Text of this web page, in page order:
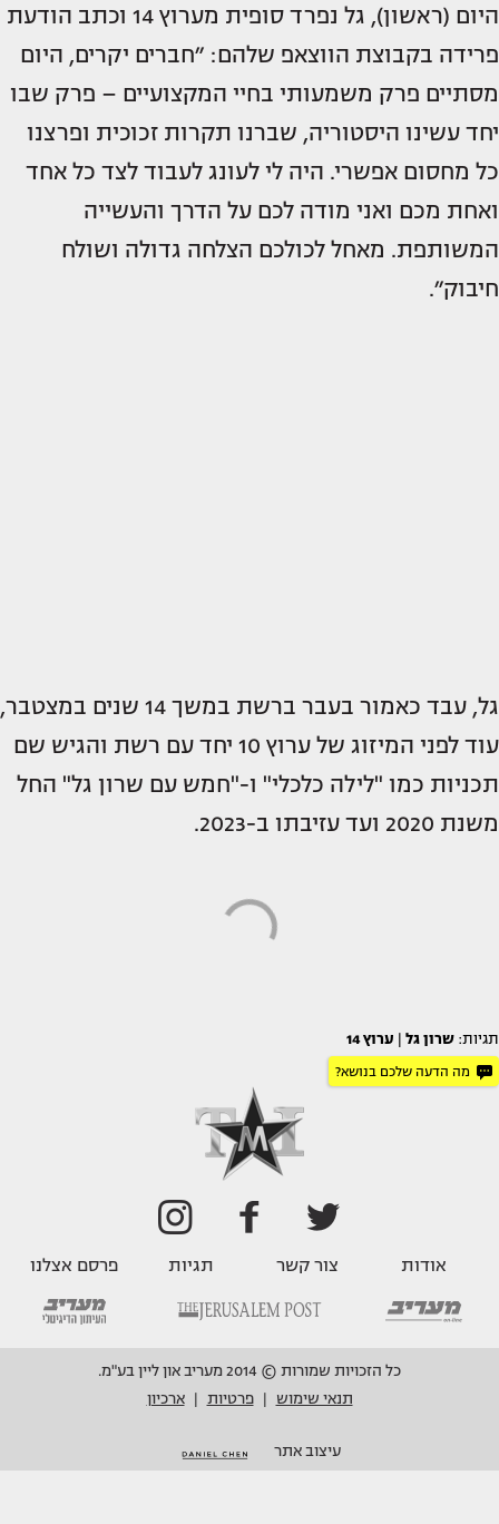
היום (ראשון), גל נפרד סופית מערוץ 14 וכתב הודעת
פרידה בקבוצת הווצאפ שלהם: ״חברים יקרים, היום
מסתיים פרק משמעותי בחיי המקצועיים – פרק שבו
יחד עשינו היסטוריה, שברנו תקרות זכוכית ופרצנו
כל מחסום אפשרי. היה לי לעונג לעבוד לצד כל אחד
ואחת מכם ואני מודה לכם על הדרך והעשייה
המשותפת. מאחל לכולכם הצלחה גדולה ושולח
חיבוק״.
גל, עבד כאמור בעבר ברשת במשך 14 שנים במצטבר,
עוד לפני המיזוג של ערוץ 10 יחד עם רשת והגיש שם
תכניות כמו "לילה כלכלי" ו-"חמש עם שרון גל" החל
משנת 2020 ועד עזיבתו ב-2023.
תגיות: שרון גל ערוץ 14
מה הדעה שלכם בנושא?
אודות צור קשר תגיות פרסם אצלנו
כל הזכויות שמורות © 2014 מעריב און ליין בע"מ.
תנאי שימוש
פרטיות ארכיון
עיצוב אתר